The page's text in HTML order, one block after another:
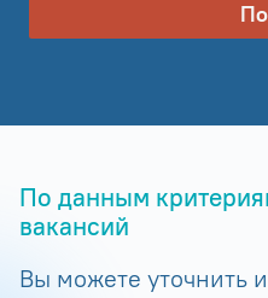
По данным
вакансий
Вы можете уточнить